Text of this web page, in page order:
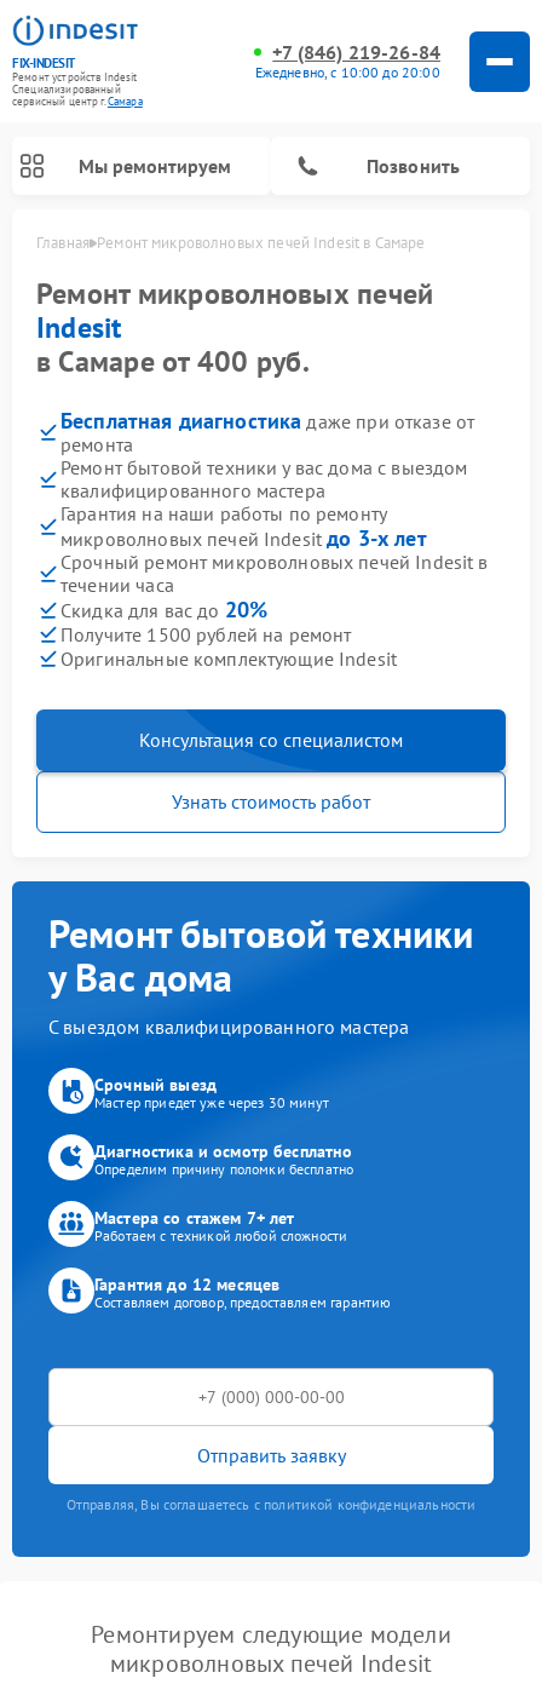
FIX-INDESIT
Ремонт устройств Indesit
Специализированный
cервисный центр г.Самара
+7 (846) 219-26-84
Ежедневно, с 10:00 до 20:00
Мы ремонтируем Позвонить
Главная Ремонт микроволновых печей Indesit в Самаре
Ремонт микроволновых печей
Indesit
в Самаре от 400 руб.
Бесплатная диагностика даже при отказе от
ремонта
Ремонт бытовой техники у вас дома с выездом
квалифицированного мастера
Гарантия на наши работы по ремонту
микроволновых печей Indesitдо 3-х лет
Срочный ремонт микроволновых печей Indesit в
течении часа
Скидка для вас до 20%
Получите 1500 рублей на ремонт
Оригинальные комплектующие Indesit
Консультация со специалистом
Узнать стоимость работ
Ремонт бытовой техники
у Вас дома
С выездом квалифицированного мастера
Срочный выезд
Мастер приедет уже через 30 минут
Диагностика и осмотр бесплатно
Определим причину поломки бесплатно
Мастера со стажем 7+ лет
Работаем с техникой любой сложности
Гарантия до 12 месяцев
Составляем договор, предоставляем гарантию
Отправить заявку
Отправляя, Вы соглашаетесь с политикой конфиденциальности
Ремонтируем следующие модели
микроволновых печей Indesit